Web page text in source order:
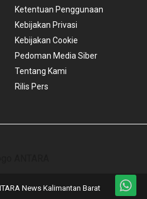
Ketentuan Penggunaan
Kebijakan Privasi
Kebijakan Cookie
Pedoman Media Siber
Tentang Kami
Rilis Pers
News Kalimantan Barat